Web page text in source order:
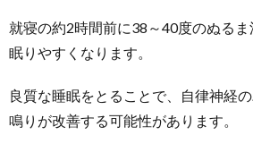
就寝の約2時間前に38～40度のぬるま
眠りやすくなります。
良質な睡眠をとることで、自律神経
鳴りが改善する可能性があります。